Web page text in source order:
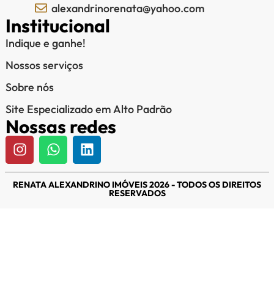
alexandrinorenata@yahoo.com
Institucional
Indique e ganhe!
Nossos serviços
Sobre nós
Site Especializado em Alto Padrão
Nossas redes
RENATA ALEXANDRINO IMÓVEIS 2026 - TODOS OS DIREITOS
RESERVADOS